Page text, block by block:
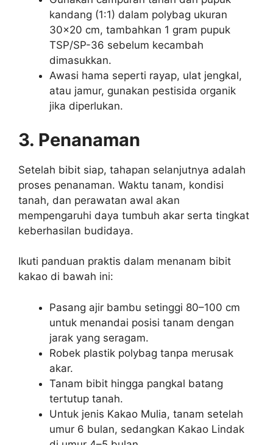
kandang (1:1) dalam polybag ukuran
30×20 cm, tambahkan 1 gram pupuk
TSP/SP-36 sebelum kecambah
dimasukkan.
Awasi hama seperti rayap, ulat jengkal,
atau jamur, gunakan pestisida organik
jika diperlukan.
3. Penanaman
Setelah bibit siap, tahapan selanjutnya adalah
proses penanaman. Waktu tanam, kondisi
tanah, dan perawatan awal akan
mempengaruhi daya tumbuh akar serta tingkat
keberhasilan budidaya.
Ikuti panduan praktis dalam menanam bibit
kakao di bawah ini:
Pasang ajir bambu setinggi 80–100 cm
untuk menandai posisi tanam dengan
jarak yang seragam.
Robek plastik polybag tanpa merusak
akar.
Tanam bibit hingga pangkal batang
tertutup tanah.
Untuk jenis Kakao Mulia, tanam setelah
umur 6 bulan, sedangkan Kakao Lindak